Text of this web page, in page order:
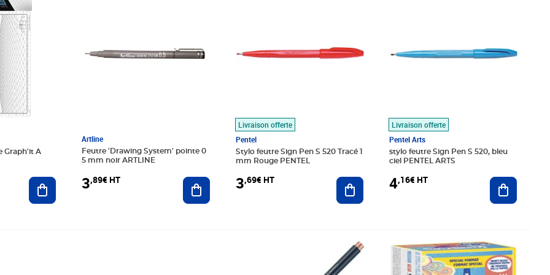
Graph'it A
Ajouter au panier
Artline
Feutre 'Drawing System' pointe 0
5 mm noir ARTLINE
3,89€ HT Ajouter au panier
Livraison offerte
Pentel
Stylo feutre Sign Pen S 520 Tracé 1
mm Rouge PENTEL
3,69€ HT Ajouter au panier
Livraison offerte
Pentel Arts
stylo feutre Sign Pen S 520, bleu
ciel PENTEL ARTS
4,16€ HT Ajouter
Prix 39,26€ HT